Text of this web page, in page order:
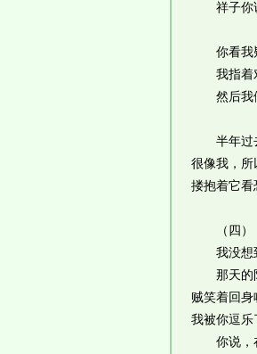
祥子你说
你看我疑
我指着对
然后我们
半年过去
很像我，所
搂抱着它看
（四）
我没想到
那天的阳
贼笑着回身
我被你逗乐
你说，在